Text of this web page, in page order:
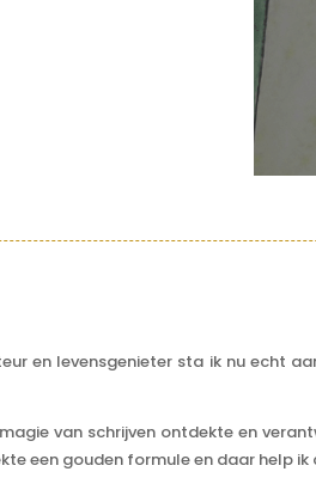
en levensgenieter sta ik nu echt
van schrijven ontdekte en
een gouden formule en daar help ik